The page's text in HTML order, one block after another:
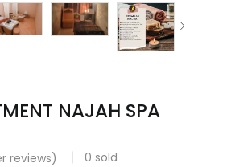
NAJAH SPA
reviews) 0 sold